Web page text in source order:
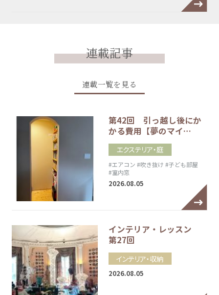
連載記事
連載一覧を見る
第42回 引っ越し後にか
かる費用【夢のマイ…
エクステリア・庭
#エアコン #吹き抜け #子ども部屋
#室内窓
2026.08.05
インテリア・レッスン
第27回
インテリア・収納
2026.08.05